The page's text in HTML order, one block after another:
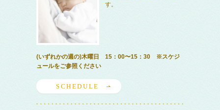
す。
(いずれかの週の)木曜日 15：00〜15：30 ※スケジ
ュールをご参照ください
SCHEDULE